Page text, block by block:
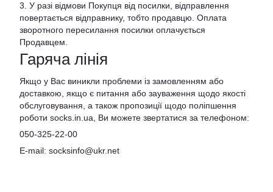
3. У разі відмови Покупця від посилки, відправлення
повертається відправнику, тобто продавцю. Оплата
зворотного пересилання посилки оплачується
Продавцем.
Гаряча лінія
Якщо у Вас виникли проблеми із замовленням або
доставкою, якщо є питання або зауваження щодо якості
обслуговування, а також пропозиції щодо поліпшення
роботи socks.in.ua, Ви можете звертатися за телефоном:
050-325-22-00
E-mail: socksinfo@ukr.net